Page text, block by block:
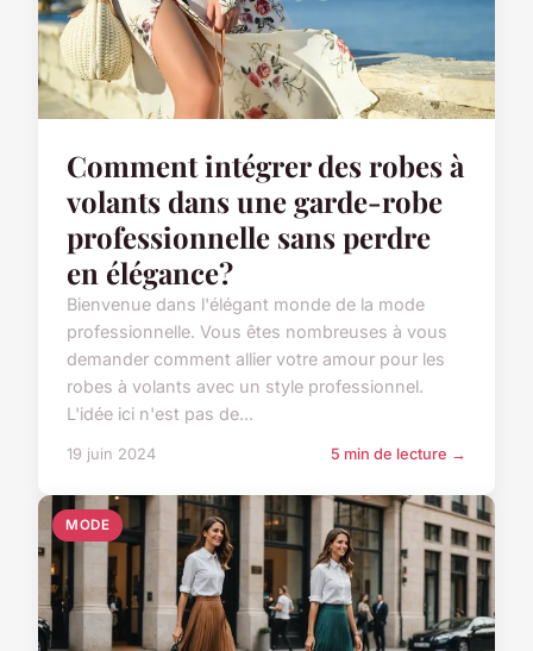
Comment intégrer des robes à
volants dans une garde-robe
professionnelle sans perdre
en élégance?
Bienvenue dans l'élégant monde de la mode
professionnelle. Vous êtes nombreuses à vous
demander comment allier votre amour pour les
robes à volants avec un style professionnel.
L'idée ici n'est pas de...
19 juin 2024 5 min de lecture →
MODE